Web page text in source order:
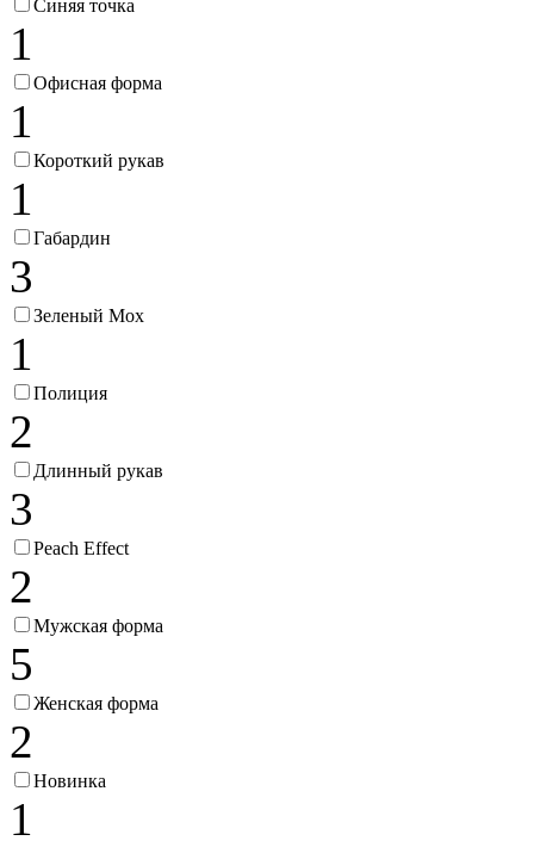
Синяя точка
1
Офисная форма
1
Короткий рукав
1
Габардин
3
Зеленый Мох
1
Полиция
2
Длинный рукав
3
Peach Effect
2
Мужская форма
5
Женская форма
2
Новинка
1